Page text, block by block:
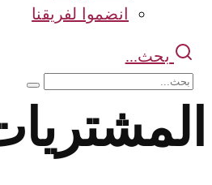
انضموا لفريقنا
بحث...
بحث
عن:
بحوث